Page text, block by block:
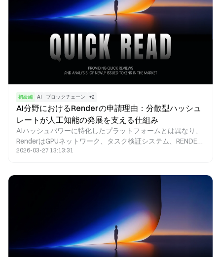
な分散型クラウドマーケットプレイスを確立し、競争入札メ
カニズムにより低コストのコンピューティングリソースを提
供しています。
初級編 AI ブロックチェーン +2
AI分野におけるRenderの申請理由：分散型ハッシュ
レートが人工知能の発展を支える仕組み
AIハッシュパワーに特化したプラットフォームとは異なり、
RenderはGPUネットワーク、タスク検証システム、RENDER
トークンインセンティブモデルを組み合わせている点が際立
2026-03-27 13:13:31